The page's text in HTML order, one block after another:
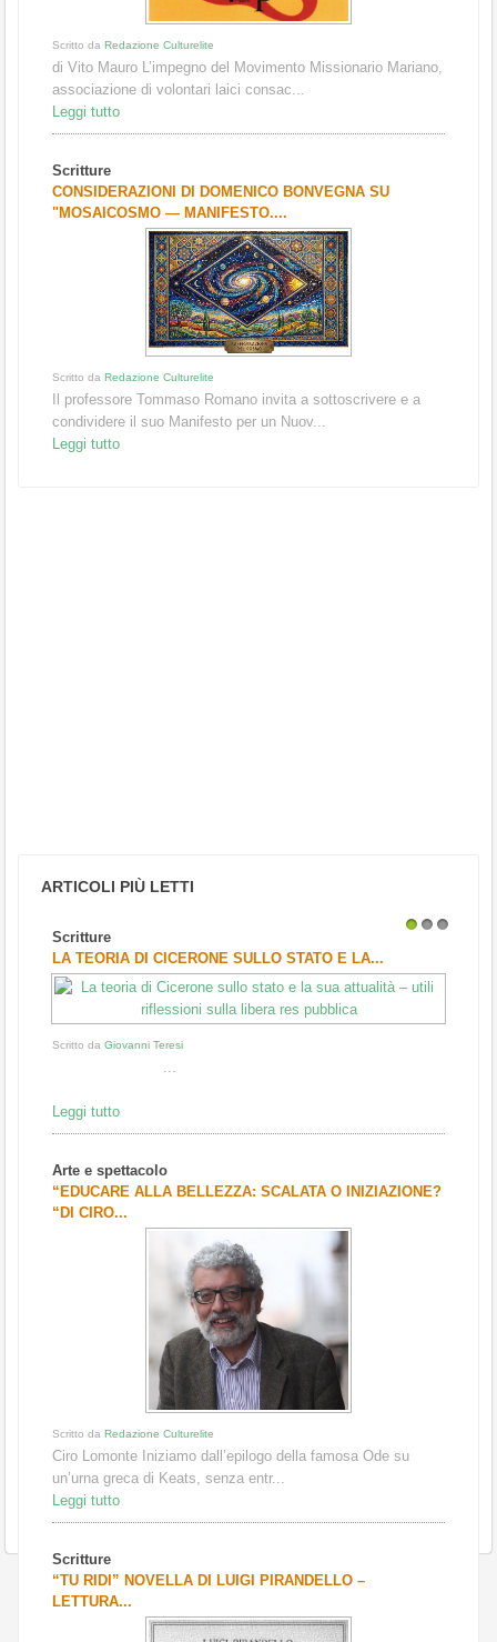
Scritto da Redazione Culturelite
di Vito Mauro L’impegno del Movimento Missionario Mariano,
associazione di volontari laici consac...
Leggi tutto
Scritture
CONSIDERAZIONI DI DOMENICO BONVEGNA SU
"MOSAICOSMO — MANIFESTO....
Scritto da Redazione Culturelite
Il professore Tommaso Romano invita a sottoscrivere e a
condividere il suo Manifesto per un Nuov...
Leggi tutto
ARTICOLI PIÙ LETTI
Scritture
LA TEORIA DI CICERONE SULLO STATO E LA...
Scritto da Giovanni Teresi
...
Leggi tutto
Arte e spettacolo
“EDUCARE ALLA BELLEZZA: SCALATA O INIZIAZIONE?
“DI CIRO...
Scritto da Redazione Culturelite
Ciro Lomonte Iniziamo dall’epilogo della famosa Ode su
un’urna greca di Keats, senza entr...
Leggi tutto
Scritture
“TU RIDI” NOVELLA DI LUIGI PIRANDELLO –
LETTURA...